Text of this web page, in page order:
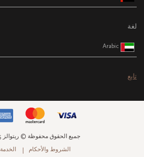
لغة
Arabic
تابع
جميع الحقوق محفوظة © ريتوالز 2025
الشروط والأحكام
الخدمة